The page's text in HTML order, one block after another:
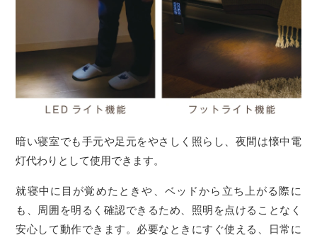
暗い寝室でも手元や足元をやさしく照らし、夜間は懐中電
灯代わりとして使用できます。
就寝中に目が覚めたときや、ベッドから立ち上がる際に
も、周囲を明るく確認できるため、照明を点けることなく
安心して動作できます。必要なときにすぐ使える、日常に